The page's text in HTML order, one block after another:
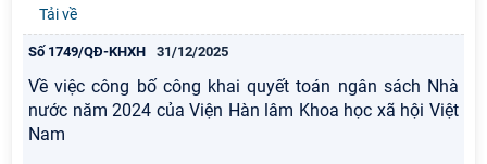
Tải về
Số 1749/QĐ-KHXH 31/12/2025
Về việc công bố công khai quyết toán ngân sách Nhà
nước năm 2024 của Viện Hàn lâm Khoa học xã hội Việt
Nam